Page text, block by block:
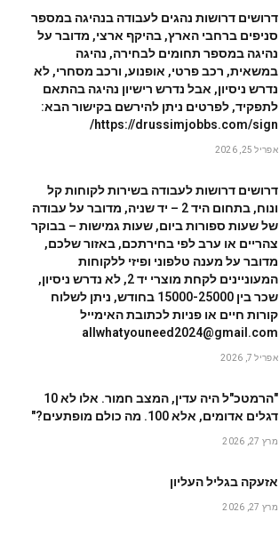
דרושים דרושות נהגים לעבודה בנהיגה במספר
סניפים ברחבי הארץ, בהיקף ארצי, מדובר על
נהיגה במספר תחומים לבחירה, נהיגה
במשאית, רכב פרטי, אופנוע, ורכב מסחרי, לא
נדרש ניסיון, אבל נדרש רישיון נהיגה בהתאם
לתפקיד, לפרטים ניתן להירשם בקישור הבא:
https://drussimjobbs.com/sign/
אפריל 25, 2026
דרושים דרושות לעבודה בשירות לקוחות קל
ונוח, בתחום היד 2 – יד שניה, מדובר על עבודה
של שעות ספורות ביום, שעות גמישות – בבוקר
צהריים או ערב לפי בחירתכם, באזור שלכם,
מדובר על מענה טלפוני ופיזי ללקוחות
המעוניינים לקחת מוצרי יד 2, לא נדרש ניסיון,
שכר בין 15000-25000 בחודש, ניתן לשלוח
קורות חיים או פניות לכתובת האימייל
allwhatyouneed2024@gmail.com
אפריל 7, 2026
"הרמטכ"ל היה עדין, המצב חמור. אלו לא 10
דגלים אדומים, אלא 100. מה כולם מופתעים?"
מרץ 27, 2026
אזעקה בגליל העליון
מרץ 27, 2026